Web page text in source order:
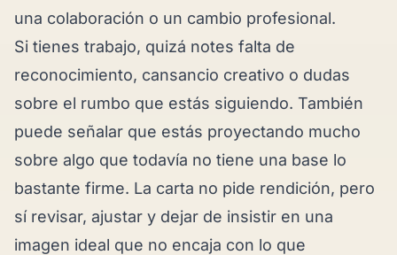
una colaboración o un cambio profesional.
Si tienes trabajo, quizá notes falta de
reconocimiento, cansancio creativo o dudas
sobre el rumbo que estás siguiendo. También
puede señalar que estás proyectando mucho
sobre algo que todavía no tiene una base lo
bastante firme. La carta no pide rendición, pero
sí revisar, ajustar y dejar de insistir en una
imagen ideal que no encaja con lo que